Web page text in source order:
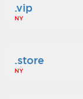
.vip
NY
.store
NY